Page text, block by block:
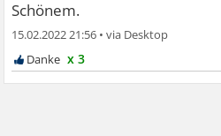
Schönem.
15.02.2022 21:56 •
x 3